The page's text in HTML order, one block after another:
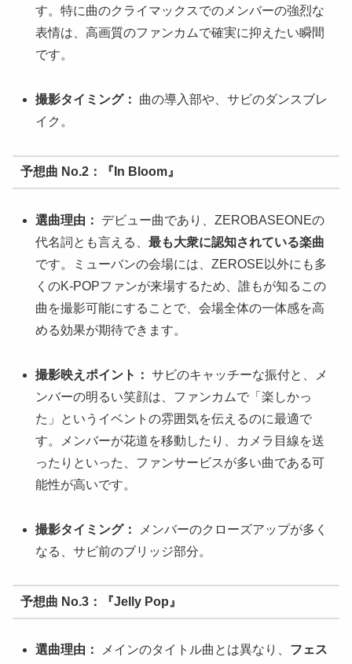
す。特に曲のクライマックスでのメンバーの強烈な
表情は、高画質のファンカムで確実に抑えたい瞬間
です。
撮影タイミング：
曲の導入部や、サビのダンスブレ
イク。
予想曲 No.2：『In Bloom』
選曲理由：
デビュー曲であり、ZEROBASEONEの
代名詞とも言える、最も大衆に認知されている楽曲
です。ミューバンの会場には、ZEROSE以外にも多
くのK-POPファンが来場するため、誰もが知るこの
曲を撮影可能にすることで、会場全体の一体感を高
める効果が期待できます。
撮影映えポイント： サビのキャッチーな振付と、メ
ンバーの明るい笑顔は、ファンカムで「楽しかっ
た」というイベントの雰囲気を伝えるのに最適で
す。メンバーが花道を移動したり、カメラ目線を送
ったりといった、ファンサービスが多い曲である可
能性が高いです。
撮影タイミング：
メンバーのクローズアップが多く
なる、サビ前のブリッジ部分。
予想曲 No.3：『Jelly Pop』
選曲理由： メインのタイトル曲とは異なり、 フェス